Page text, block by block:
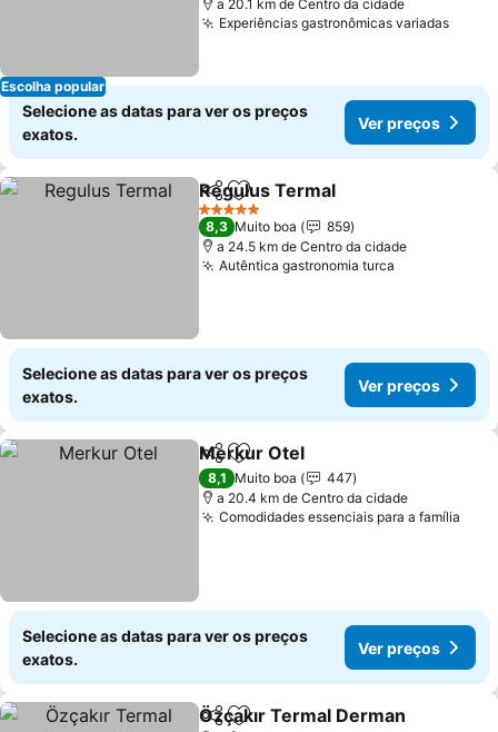
Escolha popular
a 20.1 km de Centro da cidade
Experiências gastronômicas variadas
Selecione as datas para ver os preços
exatos.
Ver preços
PartilharAdicionar aos favoritos
Regulus Termal
5 Estrelas
8,3 Muito boa
859
a 24.5 km de Centro da cidade
Autêntica gastronomia turca
Selecione as datas para ver os preços
exatos.
Ver preços
PartilharAdicionar aos favoritos
Merkur Otel
8,1 Muito boa
447
a 20.4 km de Centro da cidade
Comodidades essenciais para a família
Selecione as datas para ver os preços
exatos.
Ver preços
PartilharAdicionar aos favoritos
Özçakır Termal Derman